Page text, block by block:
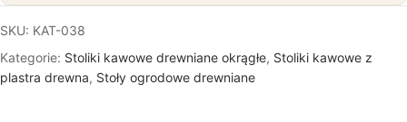
SKU: KAT-038
Kategorie: Stoliki kawowe drewniane okrągłe, Stoliki kawowe z
plastra drewna, Stoły ogrodowe drewniane